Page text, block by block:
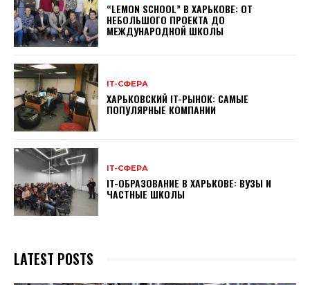
“LEMON SCHOOL” В ХАРЬКОВЕ: ОТ
НЕБОЛЬШОГО ПРОЕКТА ДО
МЕЖДУНАРОДНОЙ ШКОЛЫ
ІТ-СФЕРА
ХАРЬКОВСКИЙ IT-РЫНОК: САМЫЕ
ПОПУЛЯРНЫЕ КОМПАНИИ
ІТ-СФЕРА
IT-ОБРАЗОВАНИЕ В ХАРЬКОВЕ: ВУЗЫ И
ЧАСТНЫЕ ШКОЛЫ
LATEST POSTS